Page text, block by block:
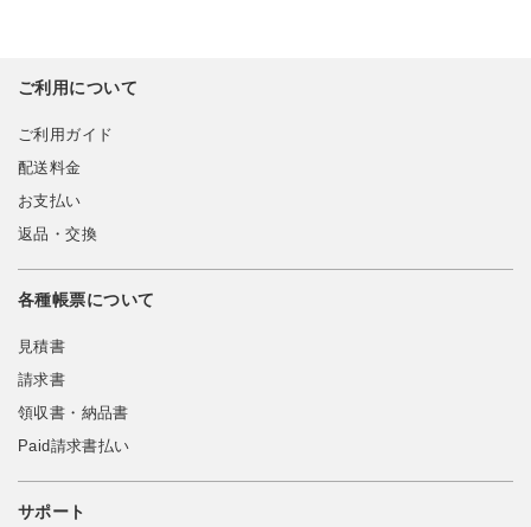
ご利用について
ご利用ガイド
配送料金
お支払い
返品・交換
各種帳票について
見積書
請求書
領収書・納品書
Paid請求書払い
サポート